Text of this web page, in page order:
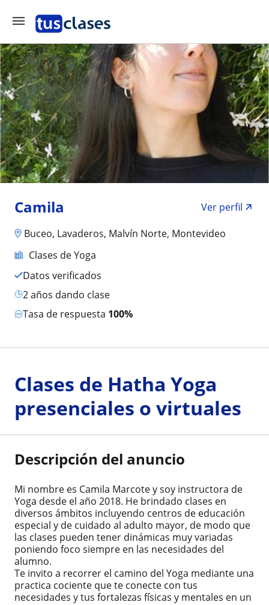
Camila
Ver perfil
Buceo, Lavaderos, Malvín Norte, Montevideo
Clases de Yoga
Datos verificados
2 años dando clase
Tasa de respuesta 100%
Clases de Hatha Yoga
presenciales o virtuales
Descripción del anuncio
Mi nombre es Camila Marcote y soy instructora de
Yoga desde el año 2018. He brindado clases en
diversos ámbitos incluyendo centros de educación
especial y de cuidado al adulto mayor, de modo que
las clases pueden tener dinámicas muy variadas
poniendo foco siempre en las necesidades del
alumno.
Te invito a recorrer el camino del Yoga mediante una
practica cociente que te conecte con tus
necesidades y tus fortalezas físicas y mentales en un